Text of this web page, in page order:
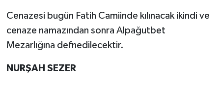
Cenazesi bugün Fatih Camiinde kılınacak ikindi ve
cenaze namazından sonra Alpağutbet
Mezarlığına defnedilecektir.
NURŞAH SEZER